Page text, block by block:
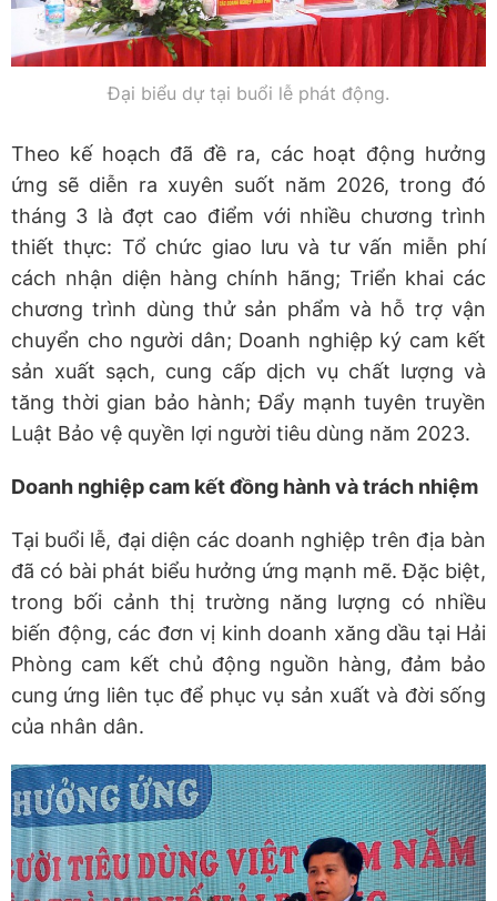
Đại biểu dự tại buổi lễ phát động.
​Theo kế hoạch đã đề ra, các hoạt động hưởng
ứng sẽ diễn ra xuyên suốt năm 2026, trong đó
tháng 3 là đợt cao điểm với nhiều chương trình
thiết thực: Tổ chức giao lưu và tư vấn miễn phí
cách nhận diện hàng chính hãng; Triển khai các
chương trình dùng thử sản phẩm và hỗ trợ vận
chuyển cho người dân; ​Doanh nghiệp ký cam kết
sản xuất sạch, cung cấp dịch vụ chất lượng và
tăng thời gian bảo hành; ​Đẩy mạnh tuyên truyền
Luật Bảo vệ quyền lợi người tiêu dùng năm 2023.
​Doanh nghiệp cam kết đồng hành và trách nhiệm
​Tại buổi lễ, đại diện các doanh nghiệp trên địa bàn
đã có bài phát biểu hưởng ứng mạnh mẽ. Đặc biệt,
trong bối cảnh thị trường năng lượng có nhiều
biến động, các đơn vị kinh doanh xăng dầu tại Hải
Phòng cam kết chủ động nguồn hàng, đảm bảo
cung ứng liên tục để phục vụ sản xuất và đời sống
của nhân dân.